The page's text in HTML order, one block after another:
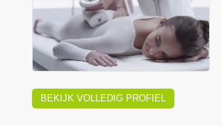
BEKIJK VOLLEDIG PROFIEL